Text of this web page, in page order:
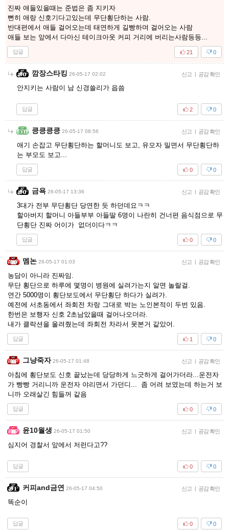
진짜 애들있을때는 준법은 좀 지키자
뻔히 애랑 신호기다고있는데 무단횡단하는 사람.
반대편에서 애들 걸어오는데 태연하게 길빵하며 걸어오는 사람
애들 보는 앞에서 다마신 테이크아웃 커피 거리에 버리는사람등등...
답글 0
21
깜장스타킹 26-05-17 02:02 신고 | 공감 확인
안지키는 사람이 남 신경쓸리가 읍씀
답글 0
2
킁킁킁킁 26-05-17 08:56 신고 | 공감 확인
애기 손잡고 무단횡단하는 할머니도 보고, 유모자 밀면서 무단횡단하
는 부모도 보고...
답글 0
0
금욕 26-05-17 13:36 신고 | 공감 확인
3대가 전부 무단횡단 당연한 듯 하던데요ㅋㅋ
할아버지 할머니 아들부부 아들딸 6명이 나란히 건너편 음식점으로 무
단횡단 진짜 어이가 없더이다ㅋㅋ
답글 0
0
멤논 26-05-17 01:03 신고 | 공감 확인
농담이 아니라 진짜임.
무단 횡단으로 하루에 몇명이 병원에 실려가는지 알면 놀랄걸.
연간 5000명이 횡단보도에서 무단횡단 하다가 실려가.
예전에 서초동에서 좌회전 차랑 그대로 박는 노인본적이 두번 있음.
한번은 보행자 신호 2초남았을때 걸어나오더라.
내가 클락션을 울려줬는데 좌회전 차라서 못본거 같았어.
답글 0
1
그냥죽자 26-05-17 01:48 신고 | 공감 확인
아침에 횡단보도 신호 끝났는데 당당하게 느긋하게 걸어가더라...운전자
가 빵빵 거리니까 운전자 야리면서 가던디... 좀 어려 보였는데 하는거 보
니까 오래살긴 힘들꺼 같음
답글 0
0
윤10월생 26-05-17 01:50 신고 | 공감 확인
심지어 경찰서 앞에서 저런다고??
답글 0
0
커피and금연 26-05-17 04:50 신고 | 공감 확인
똑순이
답글 0
0